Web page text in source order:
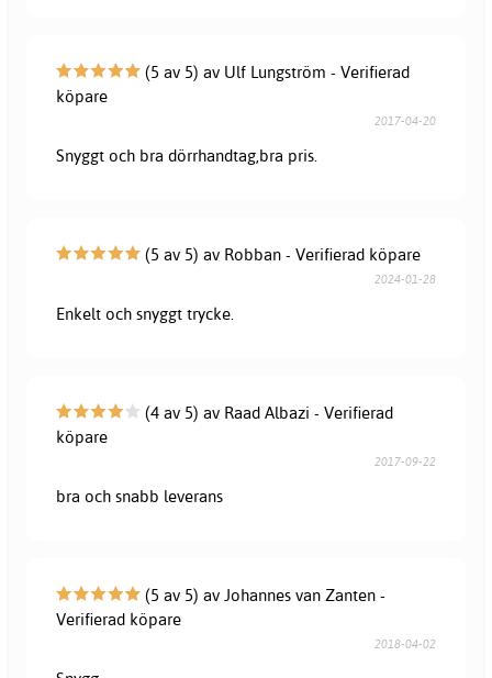
(5 av 5) av Ulf Lungström - Verifierad
köpare
2017-04-20
Snyggt och bra dörrhandtag,bra pris.
(5 av 5) av Robban - Verifierad köpare
2024-01-28
Enkelt och snyggt trycke.
(4 av 5) av Raad Albazi - Verifierad
köpare
2017-09-22
bra och snabb leverans
(5 av 5) av Johannes van Zanten -
Verifierad köpare
2018-04-02